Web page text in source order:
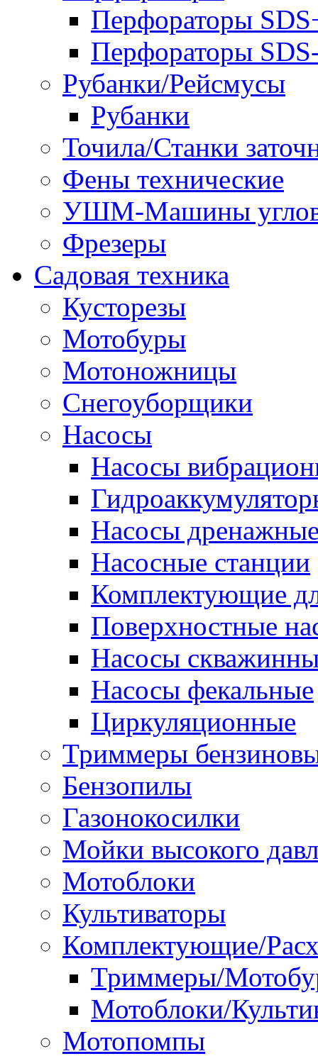
Перфораторы
Перфораторы
Рубанки/Рейсмусы
Рубанки
Точила/Станки
Фены технические
УШМ-Машины
Фрезеры
Садовая техника
Кусторезы
Мотобуры
Мотоножницы
Снегоуборщики
Насосы
Насосы
Насосы
Насосные станции
Комплектующие
Поверхностные
Насосы
Насосы фекальные
Циркуляционные
Триммеры
Бензопилы
Газонокосилки
Мойки высокого
Мотоблоки
Культиваторы
Комплектующие/
Триммеры/
Мотоблоки/
Мотопомпы